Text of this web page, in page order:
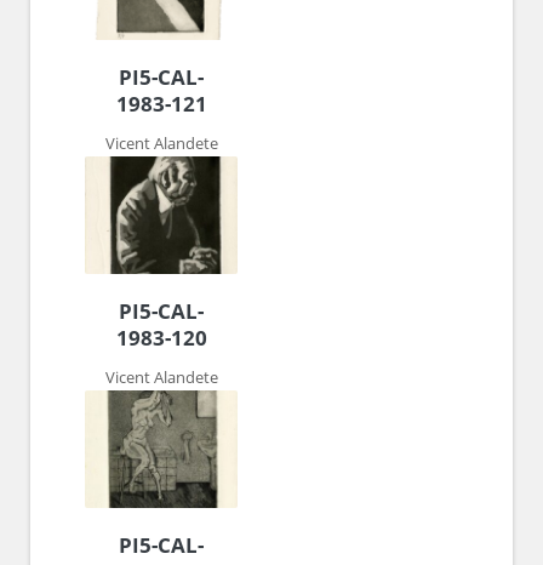
PI5-CAL-
1983-121
Vicent Alandete
PI5-CAL-
1983-120
Vicent Alandete
PI5-CAL-